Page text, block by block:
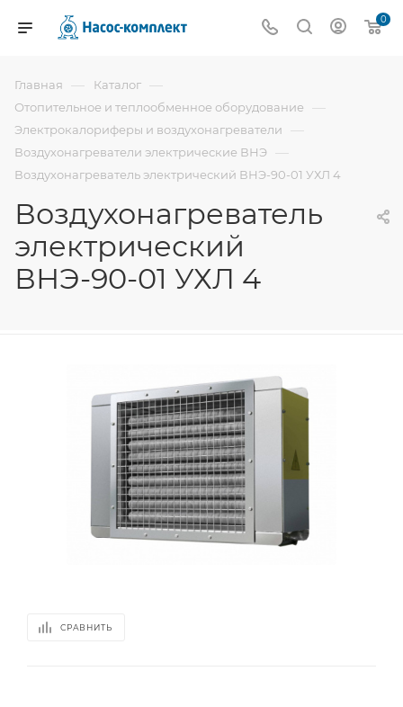
0
Главная — Каталог —
Отопительное и теплообменное оборудование —
Электрокалориферы и воздухонагреватели —
Воздухонагреватели электрические ВНЭ —
Воздухонагреватель электрический ВНЭ-90-01 УХЛ 4
Воздухонагреватель
электрический
ВНЭ-90-01 УХЛ 4
СРАВНИТЬ